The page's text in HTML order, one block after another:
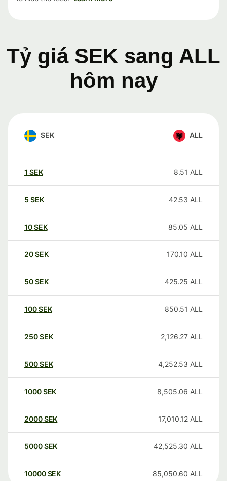
Tỷ giá SEK sang ALL
hôm nay
SEK ALL
1 SEK 8.51 ALL
5 SEK 42.53 ALL
10SEK 85.05 ALL
20SEK 170.10 ALL
50SEK 425.25 ALL
100SEK 850.51 ALL
250SEK 2,126.27 ALL
500SEK 4,252.53 ALL
1000SEK 8,505.06 ALL
2000SEK 17,010.12 ALL
5000SEK 42,525.30 ALL
10000 SEK 85,050.60 ALL